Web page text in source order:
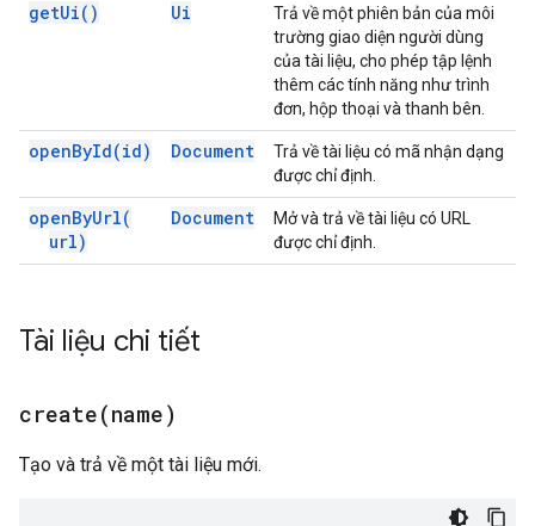
getUi( ) Ui
Trả về một phiên bản của môi
trường giao diện người dùng
của tài liệu, cho phép tập lệnh
thêm các tính năng như trình
đơn, hộp thoại và thanh bên.
openById(id) Document
Trả về tài liệu có mã nhận dạng
được chỉ định.
openByUrl(
url)
Document
Mở và trả về tài liệu có URL
được chỉ định.
Tài liệu chi tiết
create(name)
Tạo và trả về một tài liệu mới.